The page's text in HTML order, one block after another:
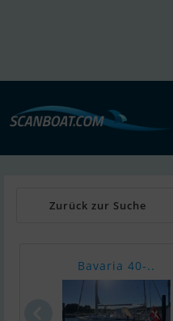
Zurück zur Suche
Bavaria 40-..